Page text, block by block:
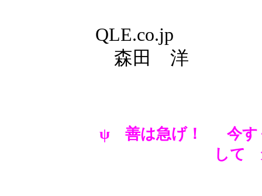
QLE.co.jp
森田 洋
ψ 善は急げ！
今
して